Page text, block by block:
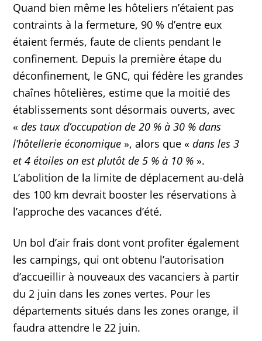
Quand bien même les hôteliers n’étaient pas
contraints à la fermeture, 90 % d’entre eux
étaient fermés, faute de clients pendant le
confinement. Depuis la première étape du
déconfinement, le GNC, qui fédère les grandes
chaînes hôtelières, estime que la moitié des
établissements sont désormais ouverts, avec
«des taux d’occupation de 20 % à 30 % dans
l’hôtellerie économique », alors que «dans les 3
et 4 étoiles on est plutôt de 5 % à 10 % ».
L’abolition de la limite de déplacement au-delà
des 100 km devrait booster les réservations à
l’approche des vacances d’été.
Un bol d’air frais dont vont profiter également
les campings, qui ont obtenu l’autorisation
d’accueillir à nouveaux des vacanciers à partir
du 2 juin dans les zones vertes. Pour les
départements situés dans les zones orange, il
faudra attendre le 22 juin.